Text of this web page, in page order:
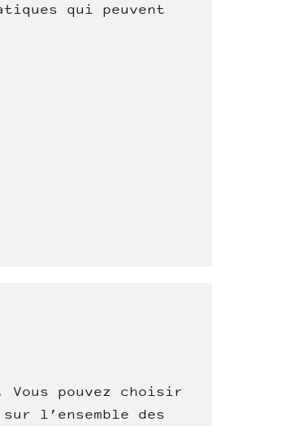
qui peuvent
Vous pouvez choisir
l’ensemble des